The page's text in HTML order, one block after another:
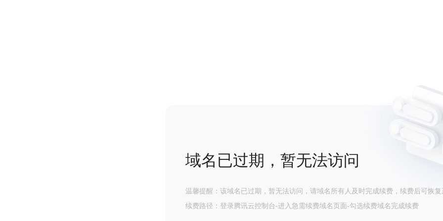
域名已过期，暂无法访问
温馨提醒：该域名已过期，暂无法访问，请域名所有人及时完成续费，续费后可恢复
续费路径：登录腾讯云控制台-进入急需续费域名页面-勾选续费域名完成续费